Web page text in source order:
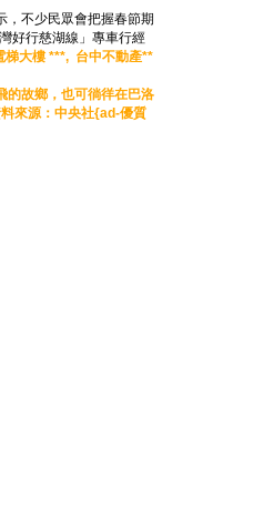
，不少民眾會把握春節期
好行慈湖線」專車行經
梯大樓 ***, 台中不動產**
的故鄉，也可徜徉在巴洛
來源：中央社{ad-優質